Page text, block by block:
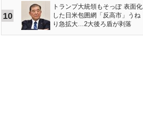
10
トランプ大統領もそっぽ 表面化
した日米包囲網「反高市」うね
り急拡大…2大後ろ盾が剥落